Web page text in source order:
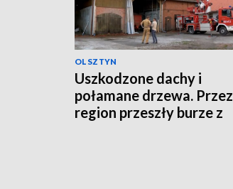
OLSZTYN
Uszkodzone dachy i
połamane drzewa. Przez
region przeszły burze z